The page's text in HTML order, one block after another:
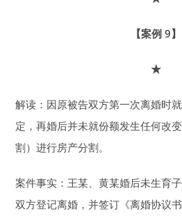
【案例 9】
★
解读：因原被告双方第一次离婚时
定，再婚后并未就份额发生任何改
割）进行房产分割。
案件事实：王某、黄某婚后未生育
双方登记离婚，并签订《离婚协议